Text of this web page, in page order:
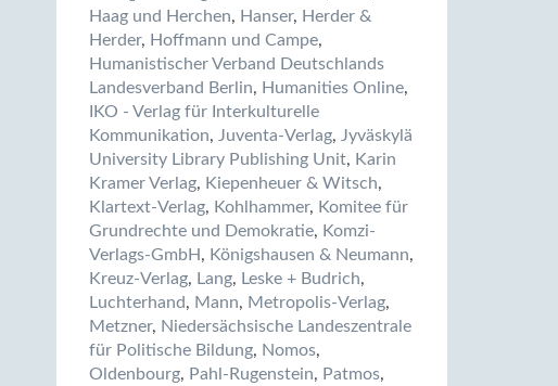
Haag und Herchen, Hanser, Herder &
Herder, Hoffmann und Campe,
Humanistischer Verband Deutschlands
Landesverband Berlin, Humanities Online,
IKO - Verlag für Interkulturelle
Kommunikation, Juventa-Verlag, Jyväskylä
University Library Publishing Unit, Karin
Kramer Verlag, Kiepenheuer & Witsch,
Klartext-Verlag, Kohlhammer, Komitee für
Grundrechte und Demokratie, Komzi-
Verlags-GmbH, Königshausen & Neumann,
Kreuz-Verlag, Lang, Leske + Budrich,
Luchterhand, Mann, Metropolis-Verlag,
Metzner, Niedersächsische Landeszentrale
für Politische Bildung, Nomos,
Oldenbourg, Pahl-Rugenstein, Patmos,